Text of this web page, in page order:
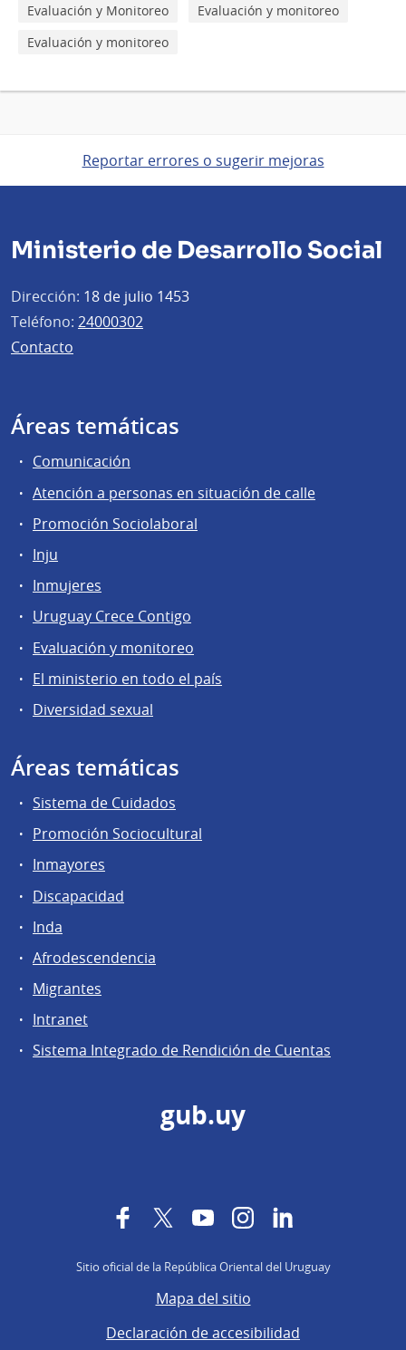
Evaluación y Monitoreo
Evaluación y monitoreo
Evaluación y monitoreo
Reportar errores o sugerir mejoras
Ministerio de Desarrollo Social
Dirección: 18 de julio 1453
Teléfono: 24000302
Contacto
Áreas temáticas
Comunicación
Atención a personas en situación de calle
Promoción Sociolaboral
Inju
Inmujeres
Uruguay Crece Contigo
Evaluación y monitoreo
El ministerio en todo el país
Diversidad sexual
Áreas temáticas
Sistema de Cuidados
Promoción Sociocultural
Inmayores
Discapacidad
Inda
Afrodescendencia
Migrantes
Intranet
Sistema Integrado de Rendición de Cuentas
gub.uy
FacebookTwitterYouTubeInstagram
Sitio oficial de la República Oriental del Uruguay
Mapa del sitio
Declaración de accesibilidad